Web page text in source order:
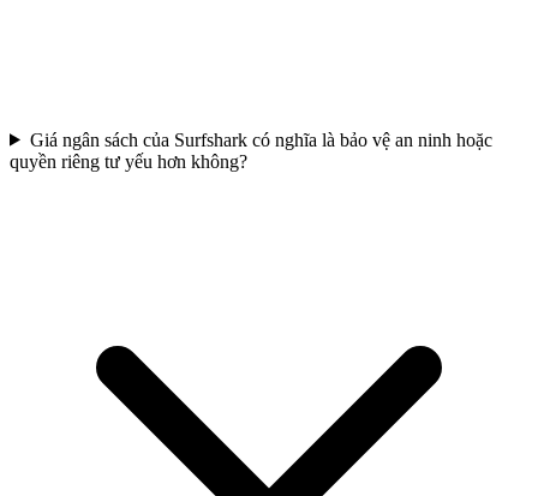
Giá ngân sách của Surfshark có nghĩa là bảo vệ an ninh hoặc
quyền riêng tư yếu hơn không?